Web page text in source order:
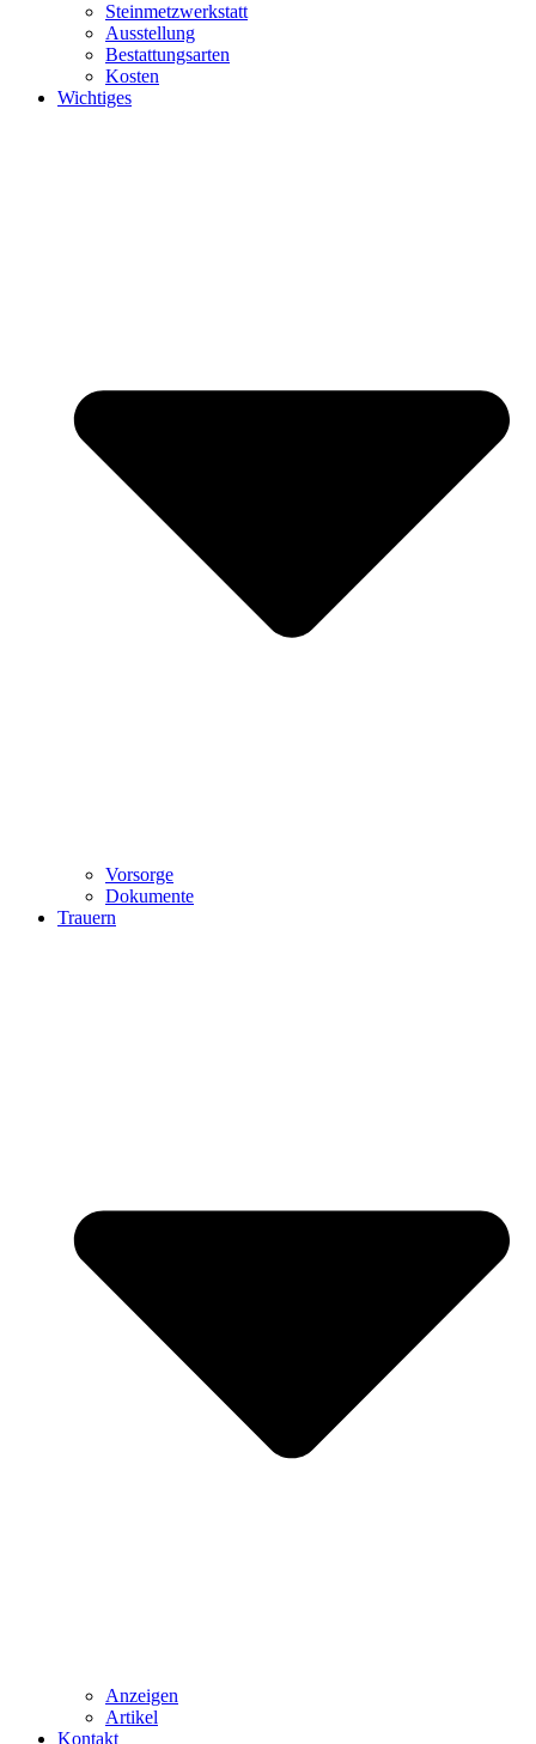
Steinmetzwerkstatt
Ausstellung
Bestattungsarten
Kosten
Wichtiges
Vorsorge
Dokumente
Trauern
Anzeigen
Artikel
Kontakt